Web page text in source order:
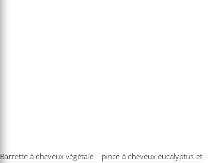
Barrette à cheveux végétale – pince à cheveux eucalyptus et